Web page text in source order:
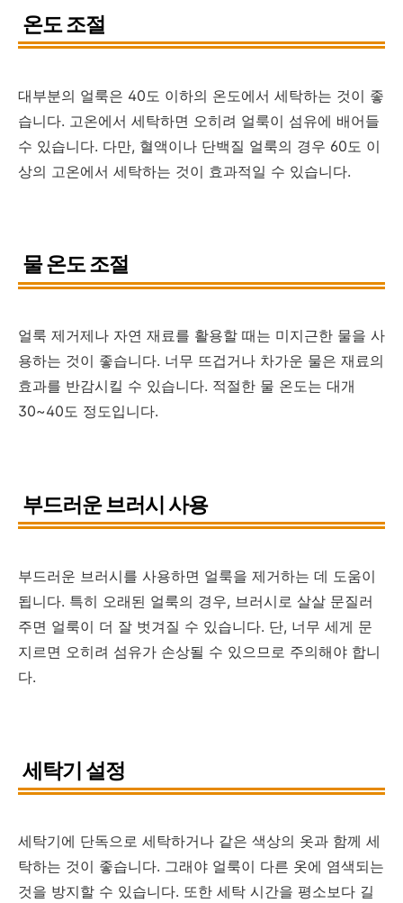
온도 조절
대부분의 얼룩은 40도 이하의 온도에서 세탁하는 것이 좋
습니다. 고온에서 세탁하면 오히려 얼룩이 섬유에 배어들
수 있습니다. 다만, 혈액이나 단백질 얼룩의 경우 60도 이
상의 고온에서 세탁하는 것이 효과적일 수 있습니다.
물 온도 조절
얼룩 제거제나 자연 재료를 활용할 때는 미지근한 물을 사
용하는 것이 좋습니다. 너무 뜨겁거나 차가운 물은 재료의
효과를 반감시킬 수 있습니다. 적절한 물 온도는 대개
30~40도 정도입니다.
부드러운 브러시 사용
부드러운 브러시를 사용하면 얼룩을 제거하는 데 도움이
됩니다. 특히 오래된 얼룩의 경우, 브러시로 살살 문질러
주면 얼룩이 더 잘 벗겨질 수 있습니다. 단, 너무 세게 문
지르면 오히려 섬유가 손상될 수 있으므로 주의해야 합니
다.
세탁기 설정
세탁기에 단독으로 세탁하거나 같은 색상의 옷과 함께 세
탁하는 것이 좋습니다. 그래야 얼룩이 다른 옷에 염색되는
것을 방지할 수 있습니다. 또한 세탁 시간을 평소보다 길